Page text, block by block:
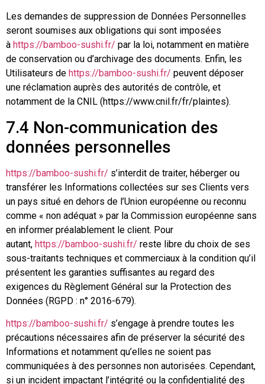
Les demandes de suppression de Données Personnelles
seront soumises aux obligations qui sont imposées
à https://bamboo-sushi.fr/ par la loi, notamment en matière
de conservation ou d’archivage des documents. Enfin, les
Utilisateurs de https://bamboo-sushi.fr/ peuvent déposer
une réclamation auprès des autorités de contrôle, et
notamment de la CNIL (https://www.cnil.fr/fr/plaintes).
7.4 Non-communication des
données personnelles
https://bamboo-sushi.fr/ s’interdit de traiter, héberger ou
transférer les Informations collectées sur ses Clients vers
un pays situé en dehors de l’Union européenne ou reconnu
comme « non adéquat » par la Commission européenne sans
en informer préalablement le client. Pour
autant, https://bamboo-sushi.fr/ reste libre du choix de ses
sous-traitants techniques et commerciaux à la condition qu’il
présentent les garanties suffisantes au regard des
exigences du Règlement Général sur la Protection des
Données (RGPD : n° 2016-679).
https://bamboo-sushi.fr/ s’engage à prendre toutes les
précautions nécessaires afin de préserver la sécurité des
Informations et notamment qu’elles ne soient pas
communiquées à des personnes non autorisées. Cependant,
si un incident impactant l’intégrité ou la confidentialité des